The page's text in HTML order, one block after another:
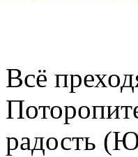
Всё
радость